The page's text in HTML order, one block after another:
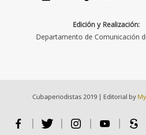
Edición y Realización:
Departamento de Comunicación
Cubaperiodistas 2019 | Editorial by